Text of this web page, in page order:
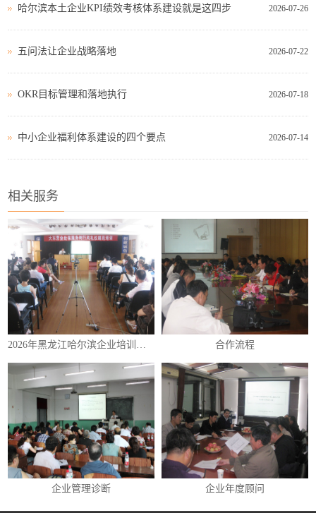
2026-07-26
哈尔滨本土企业KPI绩效考核体系建设就是这四步
2026-07-22
五问法让企业战略落地
2026-07-18
OKR目标管理和落地执行
2026-07-14
中小企业福利体系建设的四个要点
相关服务
2026年黑龙江哈尔滨企业培训（内训）课程表 合作流程
企业管理诊断 企业年度顾问